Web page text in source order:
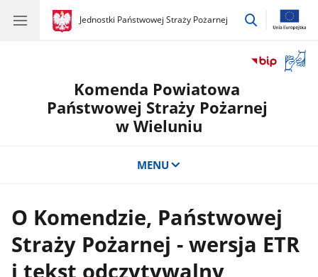
gov.pl
Jednostki Państwowej Straży Pożarnej
gov.pl
Jednostki
przejdź
okno
Komenda Powiatowa
Państwowej Straży Pożarnej
w Wieluniu
MENU
O Komendzie, Państwowej
Straży Pożarnej - wersja ETR